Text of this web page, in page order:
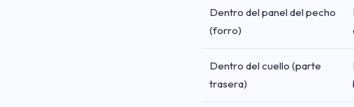
Dentro del panel del pecho
(forro)
Dentro del cuello (parte
trasera)